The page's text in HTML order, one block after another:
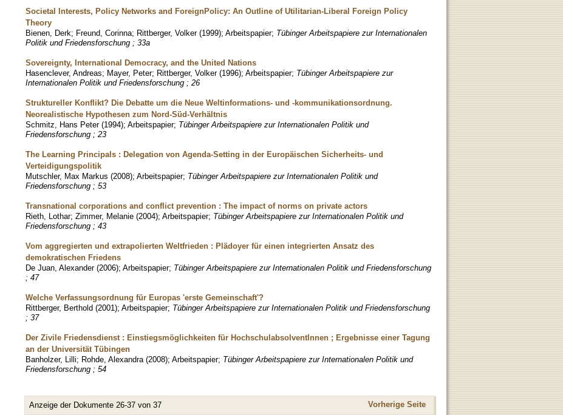
Societal Interests, Policy Networks and ForeignPolicy: An Outline of Utilitarian-Liberal Foreign Policy
Theory
Bienen, Derk; Freund, Corinna; Rittberger, Volker (1999); Arbeitspapier; Tübinger Arbeitspapiere zur Internationalen
Politik und Friedensforschung ; 33a
Sovereignty, International Democracy, and the United Nations
Hasenclever, Andreas; Mayer, Peter; Rittberger, Volker (1996); Arbeitspapier; Tübinger Arbeitspapiere zur
Internationalen Politik und Friedensforschung ; 26
Struktureller Konflikt? Die Debatte um die Neue Weltinformations- und -kommunikationsordnung.
Neorealistische Hypothesen zum Nord-Süd-Verhältnis
Schmitz, Hans Peter (1994); Arbeitspapier; Tübinger Arbeitspapiere zur Internationalen Politik und
Friedensforschung ; 23
The Learning Principals : Delegation von Agenda-Setting in der Europäischen Sicherheits- und
Verteidigungspolitik
Mutschler, Max Markus (2008); Arbeitspapier; Tübinger Arbeitspapiere zur Internationalen Politik und
Friedensforschung ; 53
Transnational corporations and conflict prevention : The impact of norms on private actors
Rieth, Lothar; Zimmer, Melanie (2004); Arbeitspapier; Tübinger Arbeitspapiere zur Internationalen Politik und
Friedensforschung ; 43
Vom aggregierten und extrapolierten Weltfrieden : Plädoyer für einen integrierten Ansatz des
demokratischen Friedens
De Juan, Alexander (2006); Arbeitspapier; Tübinger Arbeitspapiere zur Internationalen Politik und Friedensforschung
; 47
Welche Verfassungsordnung für Europas 'erste Gemeinschaft'?
Rittberger, Berthold (2001); Arbeitspapier; Tübinger Arbeitspapiere zur Internationalen Politik und Friedensforschung
; 37
Der Zivile Friedensdienst : Einstiegsmöglichkeiten für HochschulabsolventInnen ; Ergebnisse einer Tagung
an der Universität Tübingen
Banholzer, Lilli; Rohde, Alexandra (2008); Arbeitspapier; Tübinger Arbeitspapiere zur Internationalen Politik und
Friedensforschung ; 54
Anzeige der Dokumente 26-37 von 37 Vorherige Seite